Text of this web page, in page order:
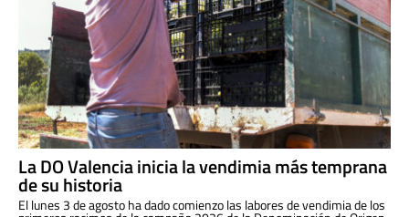
La DO Valencia inicia la vendimia más temprana
de su historia
El lunes 3 de agosto ha dado comienzo las labores de vendimia de los